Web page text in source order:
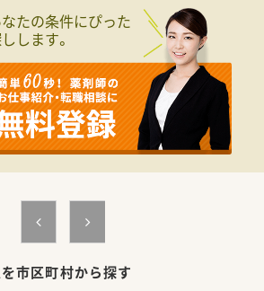
、経験を問わず意欲のある方を幅広く歓迎しま
を大切にし、地域支援体制加算などの要件を理
精神を持ち、円滑なコミュニケーションでチー
ける方が向いています。
て】
舗を展開しており、クリニック門前を中心に
けています。
献を目指し、外来調剤だけでなく施設在宅や介
タッフが多く在籍しており、人間関係が良好で
い環境です。
採用で、経験等をしっかりと考慮し年収420万
提示が可能です。
たの条件にぴった
します。
市区町村から探す